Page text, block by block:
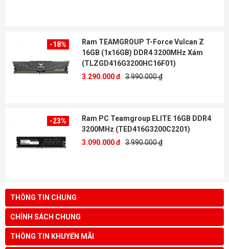
-18%
Ram TEAMGROUP T-Force Vulcan Z
16GB (1x16GB) DDR4 3200MHz Xám
(TLZGD416G3200HC16F01)
3.290.000 đ 3.990.000 ₫
-23%
Ram PC Teamgroup ELITE 16GB DDR4
3200MHz (TED416G3200C2201)
3.090.000 đ 3.990.000 ₫
THÔNG TIN CHUNG
CHÍNH SÁCH CHUNG
THÔNG TIN KHUYẾN MÃI